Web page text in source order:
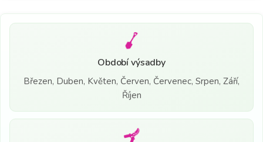
Období výsadby
Březen, Duben, Květen, Červen, Červenec, Srpen, Září,
Říjen